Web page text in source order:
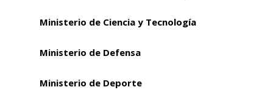
Ministerio de Ciencia y Tecnología
Ministerio de Defensa
Ministerio de Deporte